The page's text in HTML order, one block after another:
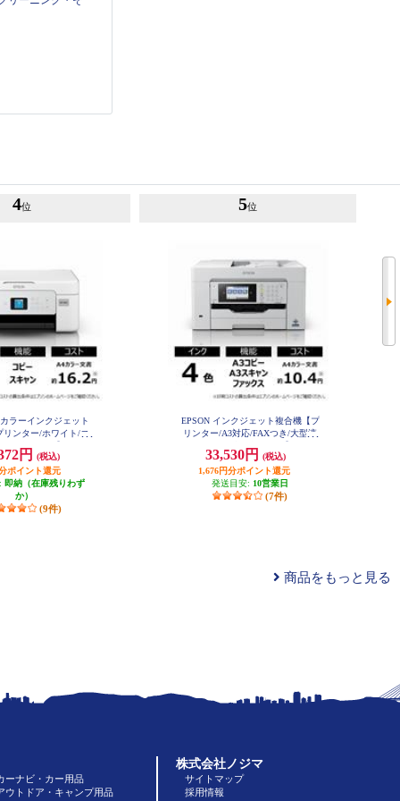
4位
ラーインクジェット
リンター/ホワイト/コ
6A
円
(税込)
ポイント還元
即納（在庫残りわず
か）
(9件)
5位
EPSON インクジェット複合機【プ
リンター/A3対応/FAXつき/大型液
6010F
33,530円
(税込)
1,676円分ポイント還元
発送目安: 10営業日
(7件)
商品をもっと見る
ーナビ・カー用品
ウトドア・キャンプ用品
株式会社ノジマ
サイトマップ
採用情報